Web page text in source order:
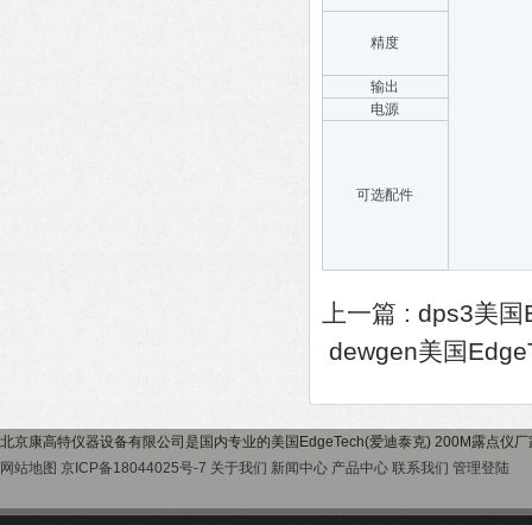
精度
输出
电源
可选配件
上一篇 : dps3美国
dewgen美国
北京康高特仪器设备有限公司是国内专业的美国EdgeTech(爱迪泰克) 200M露点仪
网站地图 京ICP备18044025号-7 关于我们 新闻中心 产品中心 联系我们 管理登陆